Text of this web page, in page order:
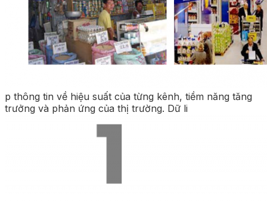
p thông tin về hiệu suất của từng kênh, tiềm năng tăng
trưởng và phản ứng của thị trường. Dữ li